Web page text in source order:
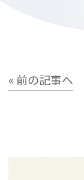
« 前の記事へ